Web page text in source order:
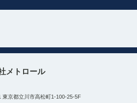
メトロール
東京都立川市高松町1-100-25-5F